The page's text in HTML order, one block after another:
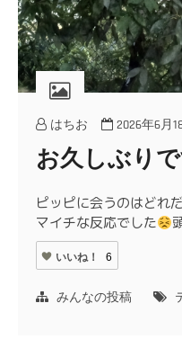
はちお 2026年6月
お久しぶり
ピッピに会うのはどれ
マイチな反応でした
いいね！ 6
みんなの投稿